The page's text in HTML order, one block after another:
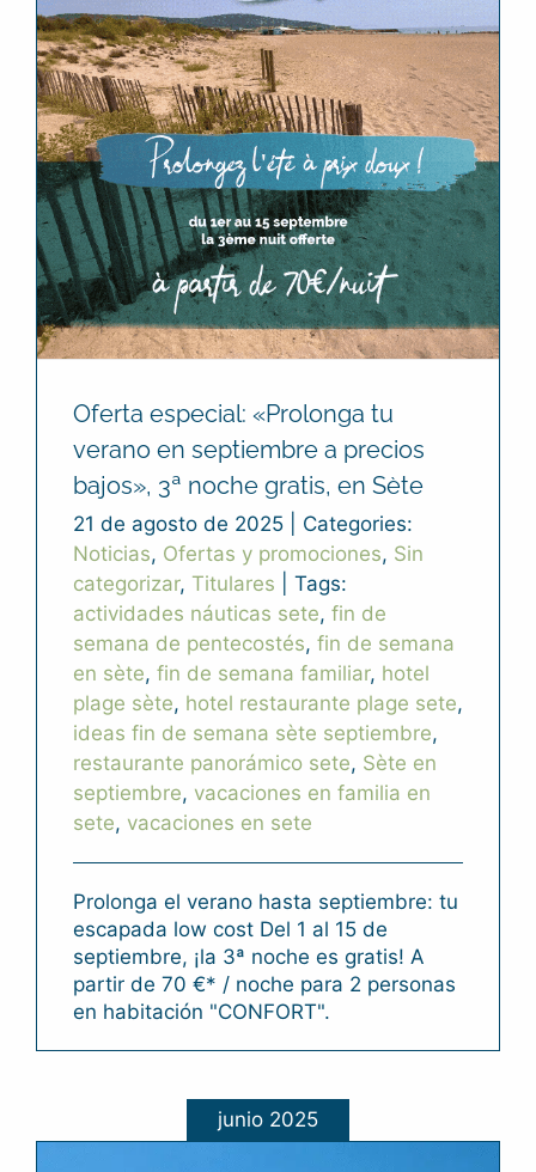
Oferta especial: «Prolonga tu
verano en septiembre a precios
bajos», 3ª noche gratis, en Sète
21 de agosto de 2025
Categories:
Noticias, Ofertas y promociones, Sin
categorizar, Titulares
Tags:
actividades náuticas sete, fin de
semana de pentecostés, fin de semana
en sète, fin de semana familiar, hotel
plage sète, hotel restaurante plage sete,
ideas fin de semana sète septiembre,
restaurante panorámico sete, Sète en
septiembre, vacaciones en familia en
sete, vacaciones en sete
Prolonga el verano hasta septiembre: tu
escapada low cost Del 1 al 15 de
septiembre, ¡la 3ª noche es gratis! A
partir de 70 €* / noche para 2 personas
en habitación "CONFORT".
junio 2025